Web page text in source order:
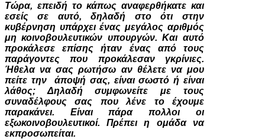
Τώρα, επειδή το κάπως αναφερθήκατε και
εσείς σε αυτό, δηλαδή στο ότι στην
κυβέρνηση υπάρχει ένας μεγάλος αριθμός
μη κοινοβουλευτικών υπουργών. Και αυτό
προκάλεσε επίσης ήταν ένας από τους
παράγοντες που προκάλεσαν γκρίνιες.
Ήθελα να σας ρωτήσω αν θέλετε να μου
πείτε την άποψή σας, είναι σωστό ή είναι
λάθος; Δηλαδή συμφωνείτε με τους
συναδέλφους σας που λένε το έχουμε
παρακάνει. Είναι πάρα πολλοι οι
εξωκοινοβουλευτικοί. Πρέπει η ομάδα να
εκπροσωπείται.